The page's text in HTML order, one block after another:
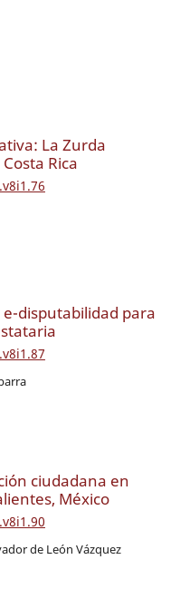
La Zurda
Rica
disputabilidad para
ciudadana en
México
de León Vázquez